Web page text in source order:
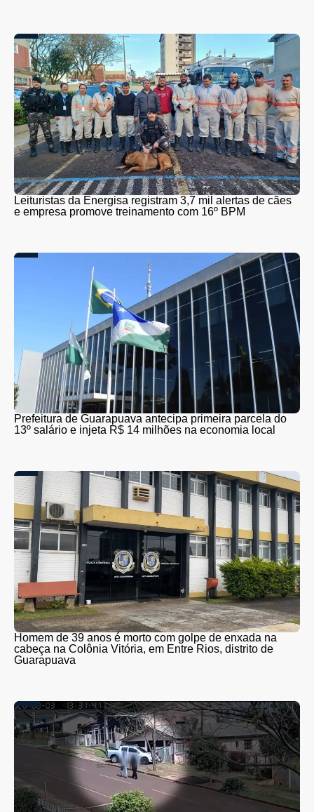
Leituristas da Energisa registram 3,7 mil alertas de cães
e empresa promove treinamento com 16º BPM
Prefeitura de Guarapuava antecipa primeira parcela do
13º salário e injeta R$ 14 milhões na economia local
Homem de 39 anos é morto com golpe de enxada na
cabeça na Colônia Vitória, em Entre Rios, distrito de
Guarapuava